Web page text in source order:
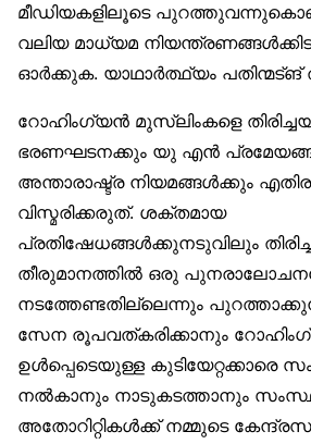
മീഡിയകളിലൂടെ
വലിയ മാധ്യമ
ഓർക്കുക. യാഥാർത്ഥ്യം പതിന്മട്ങ്
റോഹിംഗ്യൻ മുസ്‌ലിംകളെ
ഭരണഘടനക്കും യു എൻ
അന്താരാഷ്ട്ര നിയമങ്ങൾക്കും
വിസ്മരിക്കരുത്. ശക്തമായ
പ്രതിഷേധങ്ങൾക്കുനടുവിലും
തീരുമാനത്തിൽ ഒരു
നടത്തേണ്ടതില്ലെന്നും
സേന രൂപവത്കരിക്കാനും
ഉൾപ്പെടെയുള്ള കുടിയേറ്റക്കാരെ
നൽകാനും നാടുകടത്താനും
അതോറിറ്റികൾക്ക് നമ്മുടെ